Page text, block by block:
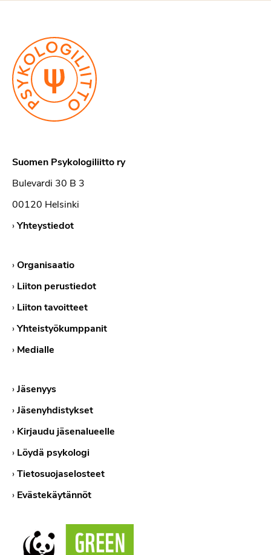
Suomen Psykologiliitto ry
Bulevardi 30 B 3
00120 Helsinki
›Yhteystiedot
›Organisaatio
› Liiton perustiedot
› Liiton tavoitteet
›Yhteistyökumppanit
› Medialle
›Jäsenyys
›Jäsenyhdistykset
› Kirjaudu jäsenalueelle
› Löydä psykologi
›Tietosuojaselosteet
› Evästekäytännöt